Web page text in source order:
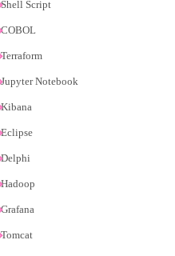
Shell Script
COBOL
Terraform
Jupyter Notebook
Kibana
Eclipse
Delphi
Hadoop
Grafana
Tomcat